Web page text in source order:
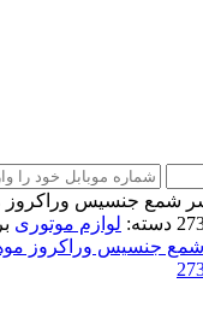
شمع جنسیس وراکروز
دسته: لوازم موتوری
جنسیس وراکروز